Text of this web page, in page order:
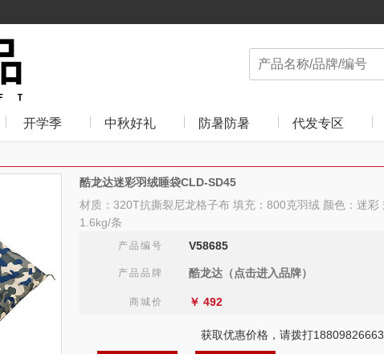
开学季 中秋好礼 防暑防暑 代发专区
酷龙达迷彩羽绒睡袋CLD-SD45
材质：320T抗撕裂尼龙格子布 填充：800克羽绒 颜色：迷彩
1.6kg/条
产品编号 V58685
产品品牌 酷龙达（点击进入品牌）
商城价 ￥ 492
获取优惠价格，请拨打18809826663